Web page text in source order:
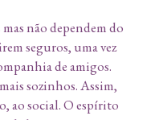
não dependem do
seguros, uma vez
de amigos.
sozinhos. Assim,
ao social. O espírito